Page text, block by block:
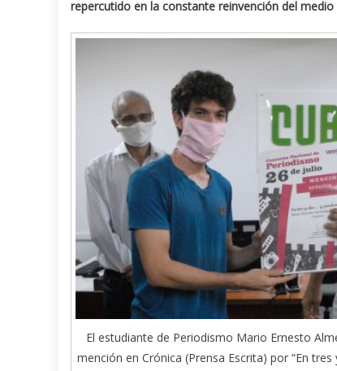
repercutido en la constante reinvención del medio
El estudiante de Periodismo Mario Ernesto
mención en Crónica (Prensa Escrita) por “En